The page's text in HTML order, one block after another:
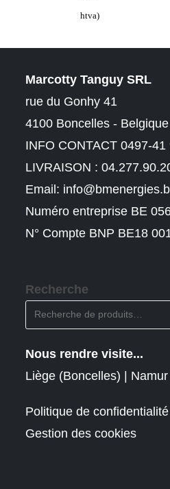
htva)
Marcotty Tanguy SRL
rue du Gonhy 41
4100 Boncelles - Belgique
INFO CONTACT 0497-41
LIVRAISON :
Email:
Numéro entreprise BE
N° Compte BNP BE18
Recherche
Nous rendre visite...
Liège (Boncelles) |
Politique de
Gestion des cookies